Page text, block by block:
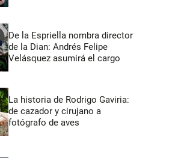
De la Espriella nombra director
de la Dian: Andrés Felipe
Velásquez asumirá el cargo
La historia de Rodrigo Gaviria:
de cazador y cirujano a
fotógrafo de aves